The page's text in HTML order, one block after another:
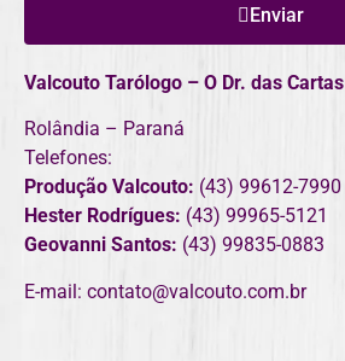
Enviar
Valcouto Tarólogo – O Dr. das Cartas
Rolândia – Paraná
Telefones:
Produção Valcouto: (43) 99612-7990
Hester Rodrígues: (43) 99965-5121
Geovanni Santos: (43) 99835-0883
E-mail: contato@valcouto.com.br